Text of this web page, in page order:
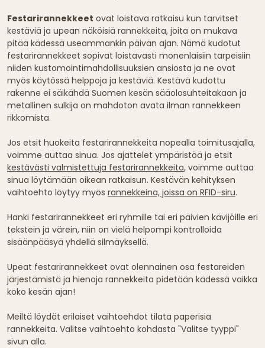
Festarirannekkeet ovat loistava ratkaisu kun tarvitset
kestäviä ja upean näköisiä rannekkeita, joita on mukava
pitää kädessä useammankin päivän ajan. Nämä kudotut
festarirannekkeet sopivat loistavasti monenlaisiin tarpeisiin
niiden kustomointimahdollisuuksien ansiosta ja ne ovat
myös käytössä helppoja ja kestäviä. Kestävä kudottu
rakenne ei säikähdä Suomen kesän sääolosuhteitakaan ja
metallinen sulkija on mahdoton avata ilman rannekkeen
rikkomista.
Jos etsit huokeita festarirannekkeita nopealla toimitusajalla,
voimme auttaa sinua. Jos ajattelet ympäristöä ja etsit
kestävästi valmistettuja festarirannekkeita, voimme auttaa
sinua löytämään oikean ratkaisun. Kestävän kehityksen
vaihtoehto löytyy myös rannekkeina, joissa on RFID-siru.
Hanki festarirannekkeet eri ryhmille tai eri päivien kävijöille eri
tekstein ja värein, niin on vielä helpompi kontrolloida
sisäänpääsyä yhdellä silmäyksellä.
Upeat festarirannekkeet ovat olennainen osa festareiden
järjestämistä ja hienoja rannekkeita pidetään kädessä vaikka
koko kesän ajan!
Meiltä löydät erilaiset vaihtoehdot tilata paperisia
rannekkeita. Valitse vaihtoehto kohdasta "Valitse tyyppi"
sivun alla.